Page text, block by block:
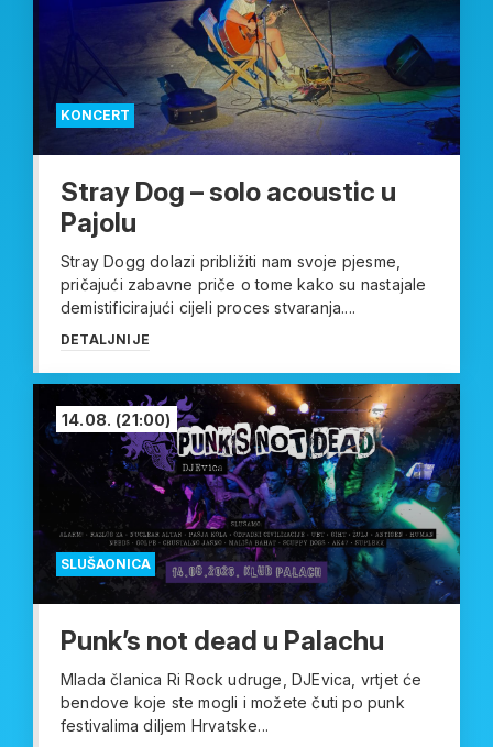
KONCERT
Stray Dog – solo acoustic u
Pajolu
Stray Dogg dolazi približiti nam svoje pjesme,
pričajući zabavne priče o tome kako su nastajale
demistificirajući cijeli proces stvaranja....
DETALJNIJE
SLUŠAONICA
14.08. (21:00)
Punk’s not dead u Palachu
Mlada članica Ri Rock udruge, DJEvica, vrtjet će
bendove koje ste mogli i možete čuti po punk
festivalima diljem Hrvatske...